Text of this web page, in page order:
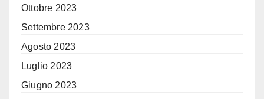
Ottobre 2023
Settembre 2023
Agosto 2023
Luglio 2023
Giugno 2023